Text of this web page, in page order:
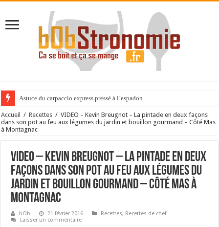
Astuce du carpaccio express pressé à l’espadon
Expérience gastronomique au Cèdre de Montcaud
Accueil / Recettes / VIDEO – Kevin Breugnot – La pintade en deux façons
dans son pot au feu aux légumes du jardin et bouillon gourmand – Côté Mas
à Montagnac
VIDEO – Kevin Breugnot – La pintade en deux
façons dans son pot au feu aux légumes du
jardin et bouillon gourmand – Côté Mas à
Montagnac
bOb 21 février 2016 Recettes, Recettes de chef
Laisser un commentaire